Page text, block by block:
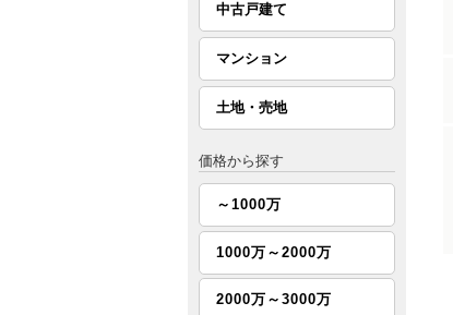
中古戸建て
マンション
土地・売地
価格から探す
～1000万
1000万～2000万
2000万～3000万